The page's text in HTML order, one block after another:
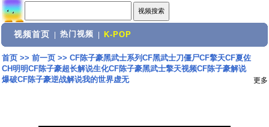
视频首页 热门视频 K-POP
首页>> 前一页>> CF陈子豪黑武士系列CF黑武士刀僵尸CF擎天CF夏佐
CH明明CF陈子豪超长解说生化CF陈子豪黑武士擎天视频CF陈子豪解说
爆破CF陈子豪逆战解说我的世界虚无
更多